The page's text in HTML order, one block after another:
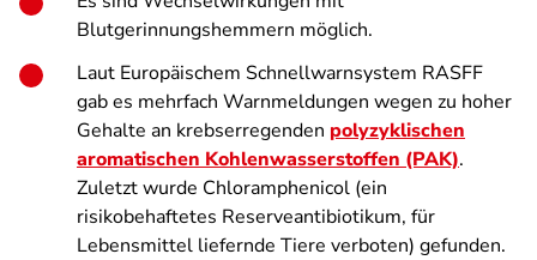
Blutgerinnungshemmern möglich.
Laut Europäischem Schnellwarnsystem RASFF
gab es mehrfach Warnmeldungen wegen zu hoher
Gehalte an krebserregenden polyzyklischen
aromatischen Kohlenwasserstoffen (PAK).
Zuletzt wurde Chloramphenicol (ein
risikobehaftetes Reserveantibiotikum, für
Lebensmittel liefernde Tiere verboten) gefunden.